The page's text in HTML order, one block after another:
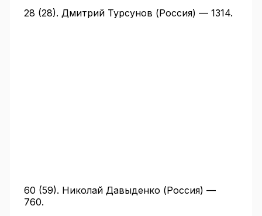
28 (28). Дмитрий Турсунов (Россия) — 1314.
60 (59). Николай Давыденко (Россия) —
760.